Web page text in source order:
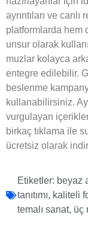
ayrıntıları ve
platformlarda hem
unsur olarak
muzlar kolayca
entegre edilebilir.
beslenme
kullanabilirsiniz.
vurgulayan
birkaç tıklama ile
ücretsiz olarak
Etiketler: beyaz
tanıtımı, kaliteli
temalı sanat, üç